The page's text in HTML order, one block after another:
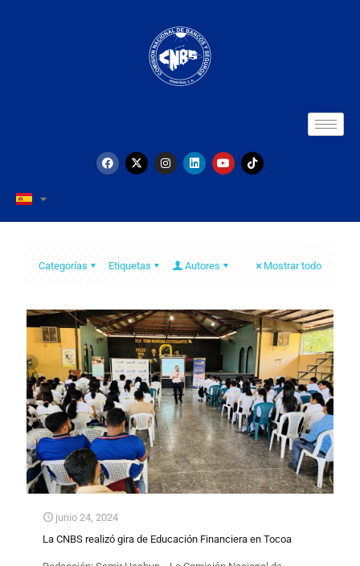
Categorías Etiquetas Autores Mostrar todo
junio 24, 2024
La CNBS realizó gira de Educación Financiera en Tocoa